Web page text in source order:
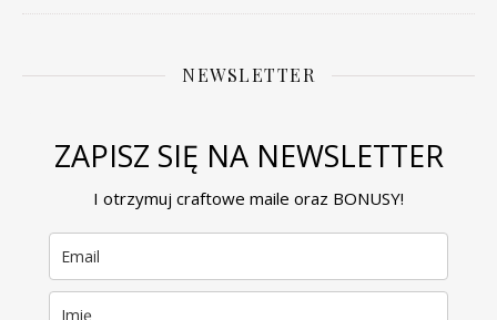
NEWSLETTER
ZAPISZ SIĘ NA NEWSLETTER
I otrzymuj craftowe maile oraz BONUSY!